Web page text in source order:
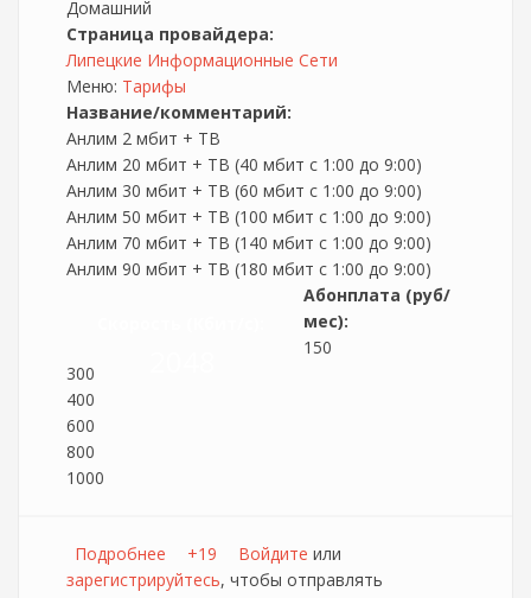
Домашний
Страница провайдера:
Липецкие Информационные Сети
Меню: Тарифы
Название/комментарий:
Анлим 2 мбит + ТВ
Анлим 20 мбит + ТВ (40 мбит с 1:00 до 9:00)
Анлим 30 мбит + ТВ (60 мбит с 1:00 до 9:00)
Анлим 50 мбит + ТВ (100 мбит с 1:00 до 9:00)
Анлим 70 мбит + ТВ (140 мбит с 1:00 до 9:00)
Анлим 90 мбит + ТВ (180 мбит с 1:00 до 9:00)
Абонплата (руб/
мес):
150
300
400
600
800
1000
Подробнее о ЛИС 3й раз за 10 дней обновляет
тарифную линейку
+19 Войдите или
зарегистрируйтесь, чтобы отправлять